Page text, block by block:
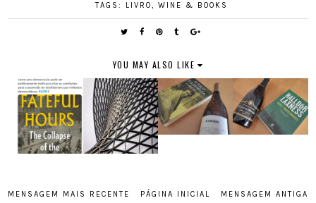
TAGS: LIVRO, WINE & BOOKS
YOU MAY ALSO LIKE
MENSAGEM MAIS RECENTE MENSAGEM ANTIGA
PÁGINA INICIAL